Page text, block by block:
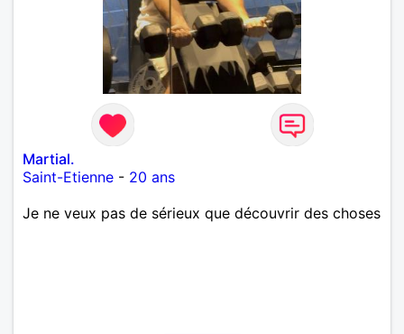
Martial.
Saint-Etienne - 20 ans
Je ne veux pas de sérieux que découvrir des choses